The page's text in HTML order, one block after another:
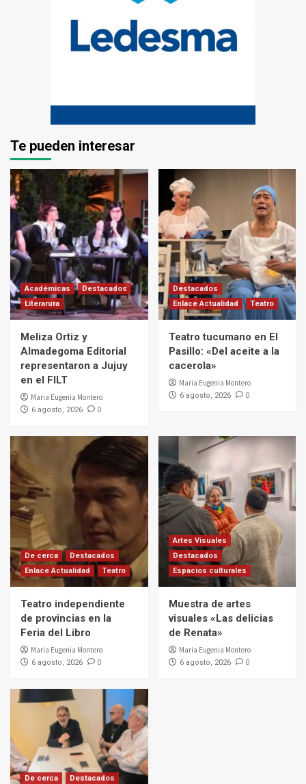
Te pueden interesar
Académicas
Destacados
Literarura
Meliza Ortiz y
Almadegoma Editorial
representaron a Jujuy
en el FILT
Maria Eugenia Montero
6 agosto, 2026 0
Destacados
Enlace Actualidad
Teatro
Teatro tucumano en El
Pasillo: «Del aceite a la
cacerola»
Maria Eugenia Montero
6 agosto, 2026 0
De cerca
Destacados
Enlace Actualidad
Teatro
Teatro independiente
de provincias en la
Feria del Libro
Maria Eugenia Montero
6 agosto, 2026 0
Artes Visuales
Destacados
Espacios culturales
Muestra de artes
visuales «Las delicias
de Renata»
Maria Eugenia Montero
6 agosto, 2026 0
De cerca Destacados